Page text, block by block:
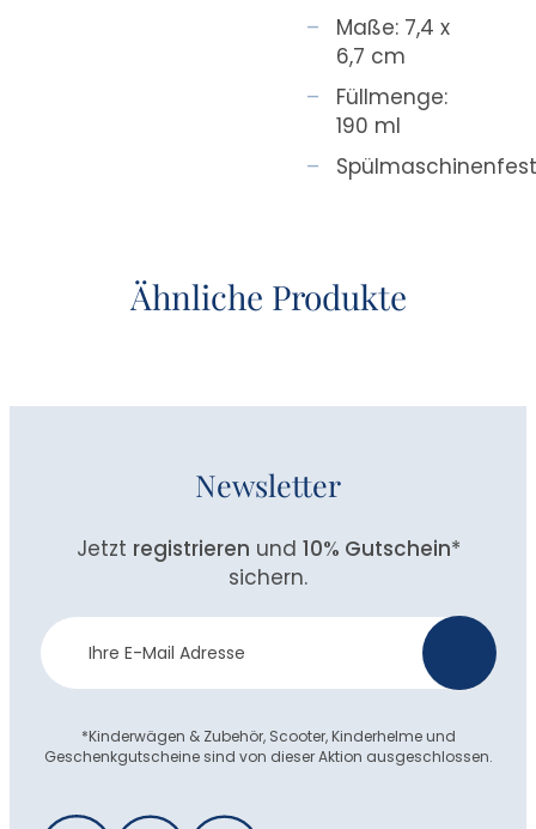
Maße: 7,4 x
6,7 cm
Füllmenge:
190 ml
Ähnliche Produkte
Newsletter
Jetzt registrieren und 10% Gutschein*
sichern.
Newsletter
Anmeldung
*Kinderwägen & Zubehör, Scooter, Kinderhelme und
Geschenkgutscheine sind von dieser Aktion ausgeschlossen.